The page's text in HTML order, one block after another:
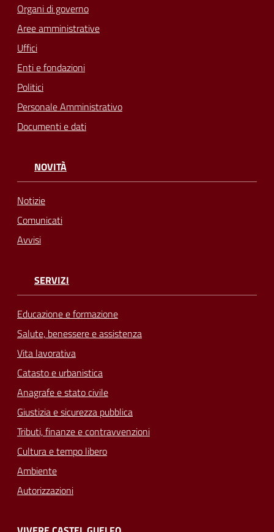
Organi di governo
Aree amministrative
Uffici
Enti e fondazioni
Politici
Personale Amministrativo
Documenti e dati
NOVITÀ
Notizie
Comunicati
Avvisi
SERVIZI
Educazione e formazione
Salute, benessere e assistenza
Vita lavorativa
Catasto e urbanistica
Anagrafe e stato civile
Giustizia e sicurezza pubblica
Tributi, finanze e contravvenzioni
Cultura e tempo libero
Ambiente
Autorizzazioni